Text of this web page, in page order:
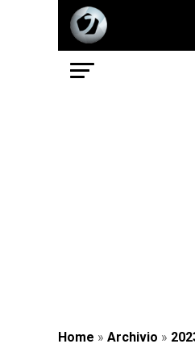
Home » Archivio »